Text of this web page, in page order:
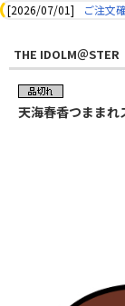
[2026/07/01]
ご注文
THE IDOLM＠STER
天海春香つままれ